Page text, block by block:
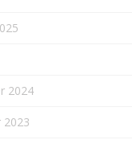
2024
2023